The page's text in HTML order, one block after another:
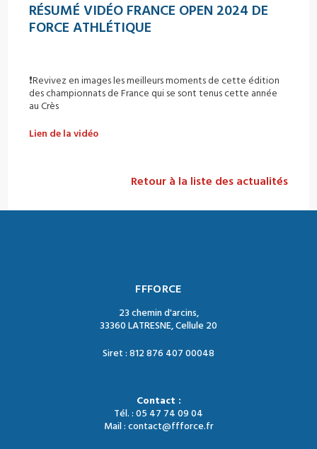
RÉSUMÉ VIDÉO FRANCE OPEN 2024 DE
FORCE ATHLÉTIQUE
❗️Revivez en images les meilleurs moments de cette édition
des championnats de France qui se sont tenus cette année
au Crès
Lien de la vidéo
Retour à la liste des actualités
FFFORCE
23 chemin d'arcins,
33360 LATRESNE, Cellule 20
Siret : 812 876 407 00048
Contact :
Tél. : 05 47 74 09 04
Mail : contact@ffforce.fr